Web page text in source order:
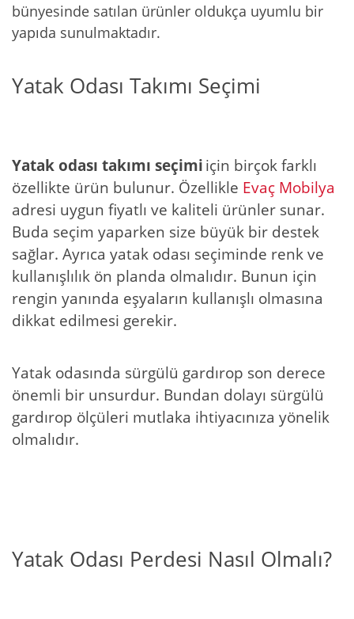
bünyesinde satılan ürünler oldukça uyumlu bir
yapıda sunulmaktadır.
Yatak Odası Takımı Seçimi
Yatak odası takımı seçimi için birçok farklı
özellikte ürün bulunur. Özellikle Evaç Mobilya
adresi uygun fiyatlı ve kaliteli ürünler sunar.
Buda seçim yaparken size büyük bir destek
sağlar. Ayrıca yatak odası seçiminde renk ve
kullanışlılık ön planda olmalıdır. Bunun için
rengin yanında eşyaların kullanışlı olmasına
dikkat edilmesi gerekir.
Yatak odasında sürgülü gardırop son derece
önemli bir unsurdur. Bundan dolayı sürgülü
gardırop ölçüleri mutlaka ihtiyacınıza yönelik
olmalıdır.
Yatak Odası Perdesi Nasıl Olmalı?